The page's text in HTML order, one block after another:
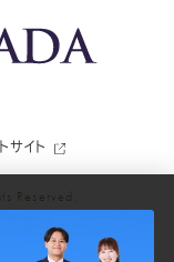
SADA
ス
ツ
SADA
サイト
Reserved.